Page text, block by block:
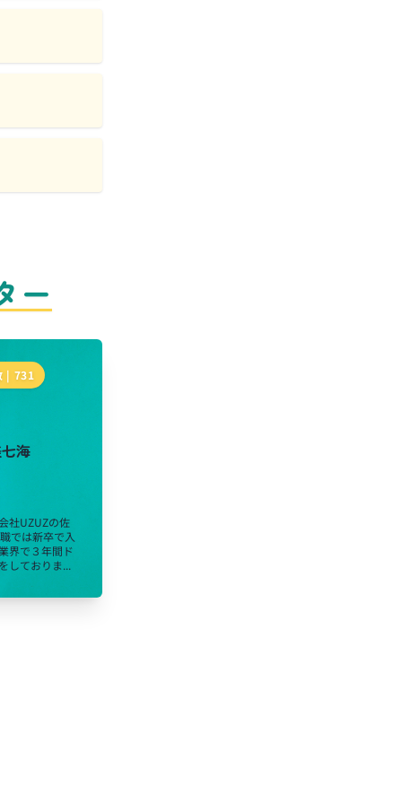
ー
| 731
海
社UZUZの佐
では新卒で入
界で３年間ド
しておりま...